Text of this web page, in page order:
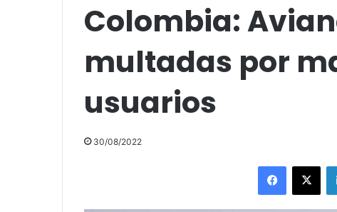
Colombia:
multadas por
usuarios
30/08/2022
Facebook
X